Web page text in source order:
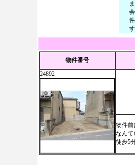
す
物件番号
24892
物件前
なんて
徒歩5分